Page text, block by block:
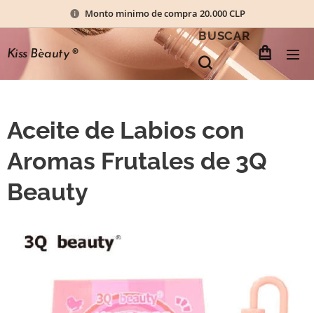
Monto minimo de compra 20.000 CLP
Kiss Bèauty®
BUSCAR
Aceite de Labios con
Aromas Frutales de 3Q
Beauty